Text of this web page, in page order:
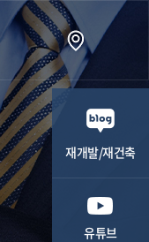
재개발/재건축
유튜브